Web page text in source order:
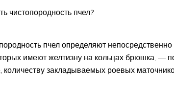
чистопородность пчел?
пчел определяют непосредственно
имеют желтизну на кольцах брюшка, —
количеству закладываемых роевых